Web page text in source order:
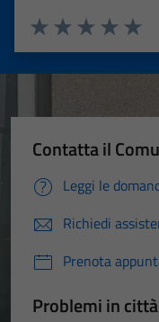
Valuta 4
Valuta 3
Valuta 2 stelle
Valuta 1 stelle su 5
Contatta il
Leggi le
Richiedi
Prenota
Problemi in città